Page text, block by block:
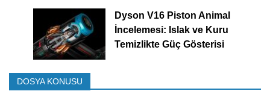
Dyson V16 Piston Animal
İncelemesi: Islak ve Kuru
Temizlikte Güç Gösterisi
DOSYA KONUSU